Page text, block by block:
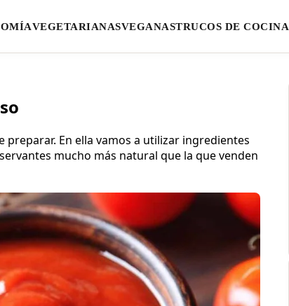
VEGETARIANASVEGANASTRUCOS DE COCINA
preparar. En ella vamos a utilizar ingredientes
mucho más natural que la que venden